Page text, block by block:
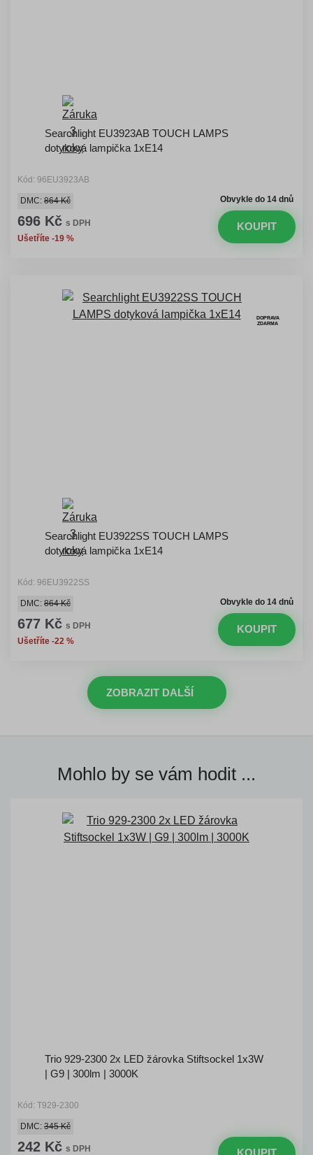
Searchlight EU3923AB TOUCH LAMPS
dotyková lampička 1xE14
Kód: 96EU3923AB
Obvykle do 14 dnů
DMC: 864 Kč
696 Kč s DPH
Ušetříte -19 %
KOUPIT
DOPRAVA
ZDARMA
Searchlight EU3922SS TOUCH LAMPS
dotyková lampička 1xE14
Kód: 96EU3922SS
Obvykle do 14 dnů
DMC: 864 Kč
677 Kč s DPH
Ušetříte -22 %
KOUPIT
ZOBRAZIT DALŠÍ
Mohlo by se vám hodit ...
Trio 929-2300 2x LED žárovka Stiftsockel 1x3W
| G9 | 300lm | 3000K
Kód: T929-2300
DMC: 345 Kč
242 Kč s DPH KOUPIT